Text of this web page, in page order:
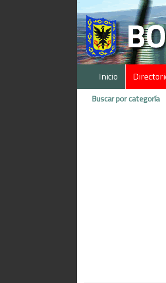
Inicio
Buscar por categoría